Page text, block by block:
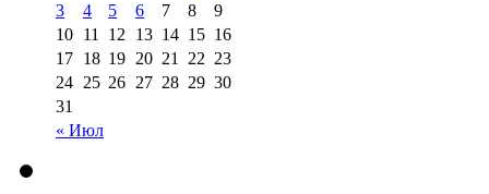
« Июл
3
4 5 6 7 8
9
10 11 12 13 14 15 16
17 18 19 20 21 22 23
24 25 26 27 28 29 30
31